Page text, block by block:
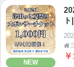
NEW
